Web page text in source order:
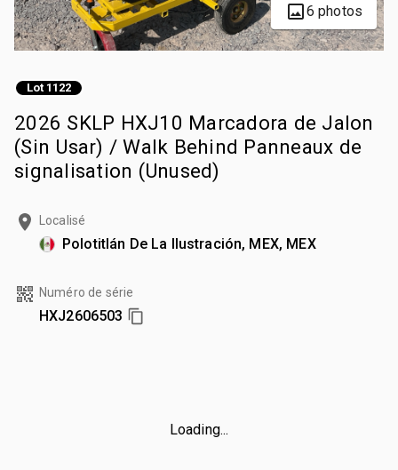
6 photos
Lot 1122
2026 SKLP HXJ10 Marcadora de Jalon
(Sin Usar) / Walk Behind Panneaux de
signalisation (Unused)
Localisé
Polotitlán De La Ilustración, MEX, MEX
Numéro de série
HXJ2606503
Loading...